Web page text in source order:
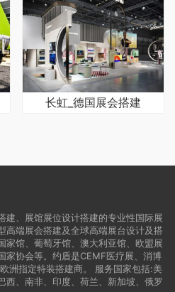
长虹_德国展会搭建
建、展馆展位设计搭建的专业性国际展
高端展会搭建及全球高端展台设计及搭
家馆、葡萄牙馆、澳大利亚馆、欧盟展
家协会等。约盾是CEMF医疗展、消博
洲指定特装搭建商。 服务国家包括:美
西、南非、印度、荷兰、新加坡、俄罗